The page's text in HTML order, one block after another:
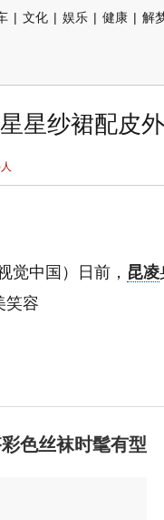
| 文化 | 娱乐 | 健康 | 解
星纱裙配皮
觉中国）日前， 昆凌
笑容
色丝袜时髦有型